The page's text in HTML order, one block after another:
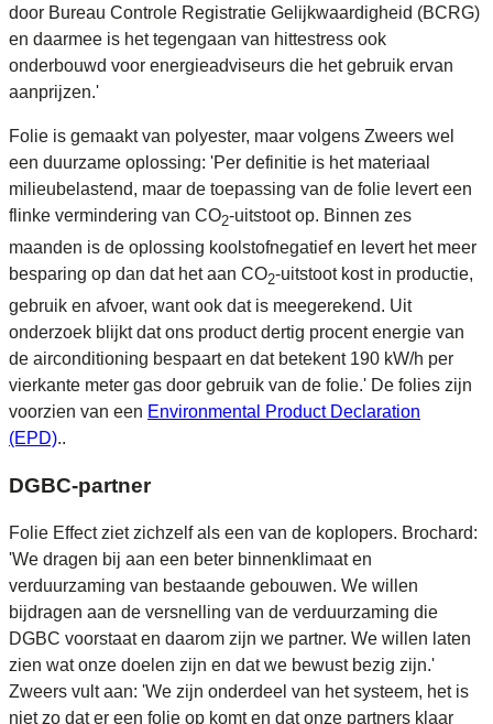
door Bureau Controle Registratie Gelijkwaardigheid (BCRG)
en daarmee is het tegengaan van hittestress ook
onderbouwd voor energieadviseurs die het gebruik ervan
aanprijzen.'
Folie is gemaakt van polyester, maar volgens Zweers wel
een duurzame oplossing: 'Per definitie is het materiaal
milieubelastend, maar de toepassing van de folie levert een
flinke vermindering van CO2-uitstoot op. Binnen zes
maanden is de oplossing koolstofnegatief en levert het meer
besparing op dan dat het aan CO2-uitstoot kost in productie,
gebruik en afvoer, want ook dat is meegerekend. Uit
onderzoek blijkt dat ons product dertig procent energie van
de airconditioning bespaart en dat betekent 190 kW/h per
vierkante meter gas door gebruik van de folie.' De folies zijn
voorzien van een Environmental Product Declaration
(EPD)..
DGBC-partner
Folie Effect ziet zichzelf als een van de koplopers. Brochard:
'We dragen bij aan een beter binnenklimaat en
verduurzaming van bestaande gebouwen. We willen
bijdragen aan de versnelling van de verduurzaming die
DGBC voorstaat en daarom zijn we partner. We willen laten
zien wat onze doelen zijn en dat we bewust bezig zijn.'
Zweers vult aan: 'We zijn onderdeel van het systeem, het is
niet zo dat er een folie op komt en dat onze partners klaar